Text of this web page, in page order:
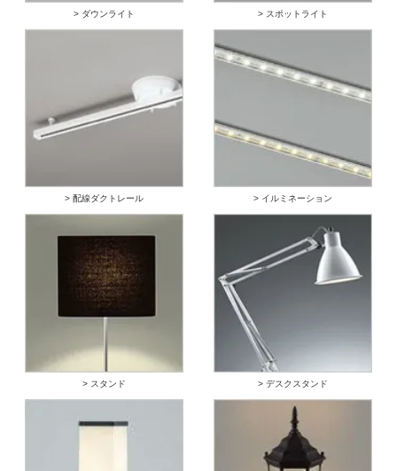
> ダウンライト > スポットライト
> 配線ダクトレール > イルミネーション
> スタンド > デスクスタンド